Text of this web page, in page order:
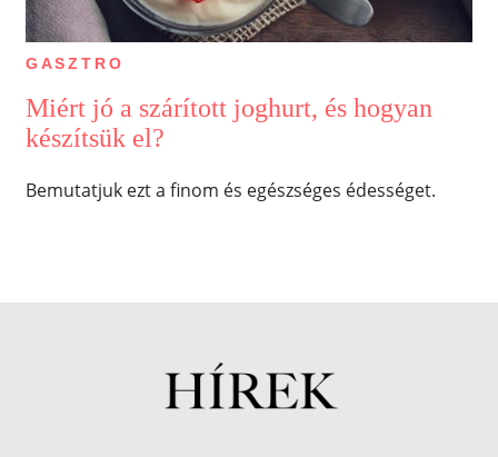
GASZTRO
Miért jó a szárított joghurt, és hogyan
készítsük el?
Bemutatjuk ezt a finom és egészséges édességet.